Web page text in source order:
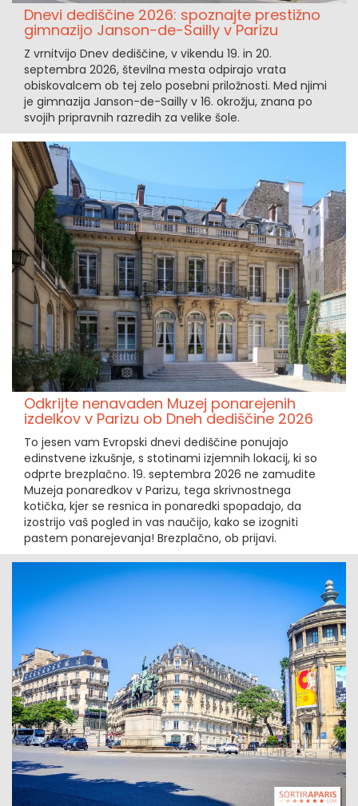
Dnevi dediščine 2026: spoznajte prestižno
gimnazijo Janson-de-Sailly v Parizu
Z vrnitvijo Dnev dediščine, v vikendu 19. in 20.
septembra 2026, številna mesta odpirajo vrata
obiskovalcem ob tej zelo posebni priložnosti. Med njimi
je gimnazija Janson-de-Sailly v 16. okrožju, znana po
svojih pripravnih razredih za velike šole.
Odkrijte nenavaden Muzej ponarejenih
izdelkov v Parizu ob Dneh dediščine 2026
To jesen vam Evropski dnevi dediščine ponujajo
edinstvene izkušnje, s stotinami izjemnih lokacij, ki so
odprte brezplačno. 19. septembra 2026 ne zamudite
Muzeja ponaredkov v Parizu, tega skrivnostnega
kotička, kjer se resnica in ponaredki spopadajo, da
izostrijo vaš pogled in vas naučijo, kako se izogniti
pastem ponarejevanja! Brezplačno, ob prijavi.